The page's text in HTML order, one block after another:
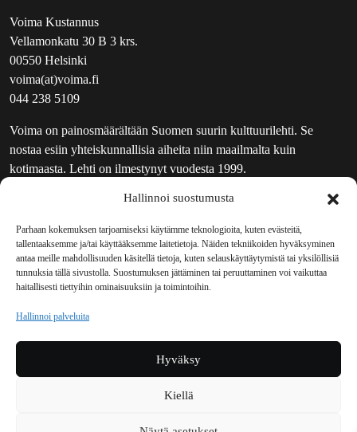
Hallinnoi suostumusta
Parhaan kokemuksen tarjoamiseksi käytämme teknologioita, kuten evästeitä,
tallentaaksemme ja/tai käyttääksemme laitetietoja. Näiden tekniikoiden hyväksyminen
antaa meille mahdollisuuden käsitellä tietoja, kuten selauskäyttäytymistä tai yksilöllisiä
tunnuksia tällä sivustolla. Suostumuksen jättäminen tai peruuttaminen voi vaikuttaa
haitallisesti tiettyihin ominaisuuksiin ja toimintoihin.
Hallinnoi palveluita
Hyväksy
Kiellä
Voima Kustannus
Vellamonkatu 30 B 3 krs.
00550 Helsinki
voima(at)voima.fi
044 238 5109
Voima on painosmäärältään Suomen suurin kulttuurilehti. Se
nostaa esiin yhteiskunnallisia aiheita niin maailmalta kuin
kotimaasta. Lehti on ilmestynyt vuodesta 1999.
UUTISKIRJE
MAINOSTAJILLE
VASTAMAINOKSET
JAKELUPAIKAT
REKISTERISELOSTE
TILAUKSEN PERUUTUSPYYNTÖ
TILAUSOHJEET JA -EHDOT